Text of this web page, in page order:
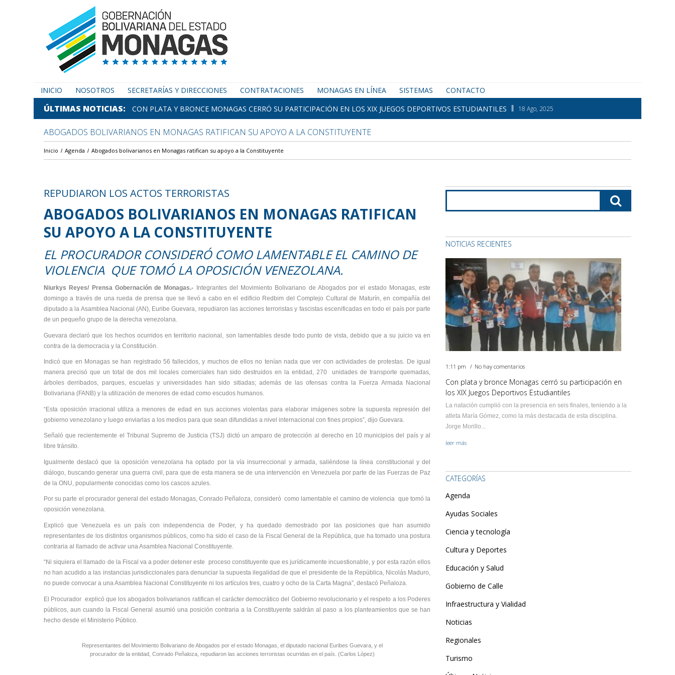
INICIO NOSOTROS SECRETARÍAS Y DIRECCIONES CONTRATACIONES MONAGAS EN LÍNEA SISTEMAS CONTACTO
ÚLTIMAS NOTICIAS 18 Ago, 2025
CON PLATA Y BRONCE MONAGAS CERRÓ SU PARTICIPACIÓN EN LOS XIX JUEGOS DEPORTIVOS ESTUDIANTILES
ABOGADOS BOLIVARIANOS EN MONAGAS RATIFICAN SU APOYO A LA CONSTITUYENTE
Inicio Agenda Abogados bolivarianos en Monagas ratifican su apoyo a la Constituyente
REPUDIARON LOS ACTOS TERRORISTAS
ABOGADOS BOLIVARIANOS EN MONAGAS RATIFICAN
SU APOYO A LA CONSTITUYENTE
EL PROCURADOR CONSIDERÓ COMO LAMENTABLE EL CAMINO DE
VIOLENCIA QUE TOMÓ LA OPOSICIÓN VENEZOLANA.
Niurkys Reyes/ Prensa Gobernación de Monagas.-
Integrantes del Movimiento Bolivariano de Abogados por el estado Monagas, este
domingo a través de una rueda de prensa que se llevó a cabo en el edificio Redbim del Complejo Cultural de Maturín, en compañía del
diputado a la Asamblea Nacional (AN), Euribe Guevara, repudiaron las acciones terroristas y fascistas escenificadas en todo el país por parte
de un pequeño grupo de la derecha venezolana.
Guevara declaró que los hechos ocurridos en territorio nacional, son lamentables desde todo punto de vista, debido que a su juicio va en
contra de la democracia y la Constitución.
Indicó que en Monagas se han registrado 56 fallecidos, y muchos de ellos no tenían nada que ver con actividades de protestas. De igual
manera precisó que un total de dos mil locales comerciales han sido destruidos en la entidad, 270 unidades de transporte quemadas,
árboles derribados, parques, escuelas y universidades han sido sitiadas; además de las ofensas contra la Fuerza Armada Nacional
Bolivariana (FANB) y la utilización de menores de edad como escudos humanos.
“Esta oposición irracional utiliza a menores de edad en sus acciones violentas para elaborar imágenes sobre la supuesta represión del
gobierno venezolano y luego enviarlas a los medios para que sean difundidas a nivel internacional con fines propios”, dijo Guevara.
Señaló que recientemente el Tribunal Supremo de Justicia (TSJ) dictó un amparo de protección al derecho en 10 municipios del país y al
libre tránsito.
Igualmente destacó que la oposición venezolana ha optado por la vía insurreccional y armada, saliéndose la línea constitucional y del
diálogo, buscando generar una guerra civil, para que de esta manera se de una intervención en Venezuela por parte de las Fuerzas de Paz
de la ONU, popularmente conocidas como los cascos azules.
Por su parte el procurador general del estado Monagas, Conrado Peñaloza, consideró como lamentable el camino de violencia que tomó la
oposición venezolana.
Explicó que Venezuela es un país con independencia de Poder, y ha quedado demostrado por las posiciones que han asumido
representantes de los distintos organismos públicos, como ha sido el caso de la Fiscal General de la República, que ha tomado una postura
contraria al llamado de activar una Asamblea Nacional Constituyente.
“Ni siquiera el llamado de la Fiscal va a poder detener este proceso constituyente que es jurídicamente incuestionable, y por esta razón ellos
no han acudido a las instancias jurisdiccionales para denunciar la supuesta ilegalidad de que el presidente de la República, Nicolás Maduro,
no puede convocar a una Asamblea Nacional Constituyente ni los artículos tres, cuatro y ocho de la Carta Magna”, destacó Peñaloza.
El Procurador explicó que los abogados bolivarianos ratifican el carácter democrático del Gobierno revolucionario y el respeto a los Poderes
públicos, aun cuando la Fiscal General asumió una posición contraria a la Constituyente saldrán al paso a los planteamientos que se han
hecho desde el Ministerio Público.
Representantes del Movimiento Bolivariano de Abogados por el estado Monagas, el diputado nacional Euribes Guevara, y el
procurador de la entidad, Conrado Peñaloza, repudiaron las acciones terroristas ocurridas en el país. (Carlos López)
NOTICIAS RECIENTES
1:11 pm No hay comentarios
Con plata y bronce Monagas cerró su participación en
los XIX Juegos Deportivos Estudiantiles
La natación cumplió con la presencia en seis finales, teniendo a la
atleta María Gómez, como la más destacada de esta disciplina.
Jorge Morillo...
leer más
CATEGORÍAS
Agenda
Ayudas Sociales
Ciencia y tecnología
Cultura y Deportes
Educación y Salud
Gobierno de Calle
Infraestructura y Vialidad
Noticias
Regionales
Turismo